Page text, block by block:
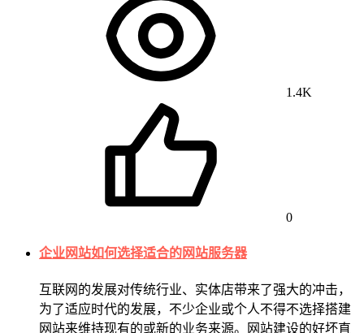
1.4K
0
企业网站如何选择适合的网站服务器
互联网的发展对传统行业、实体店带来了强大的冲击，
为了适应时代的发展，不少企业或个人不得不选择搭建
网站来维持现有的或新的业务来源。网站建设的好坏直